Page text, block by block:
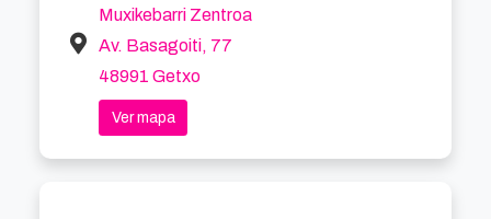
Muxikebarri Zentroa
Av. Basagoiti, 77
48991 Getxo
Ver mapa